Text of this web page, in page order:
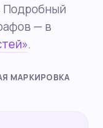
Подробный
— в
.
МАРКИРОВКА